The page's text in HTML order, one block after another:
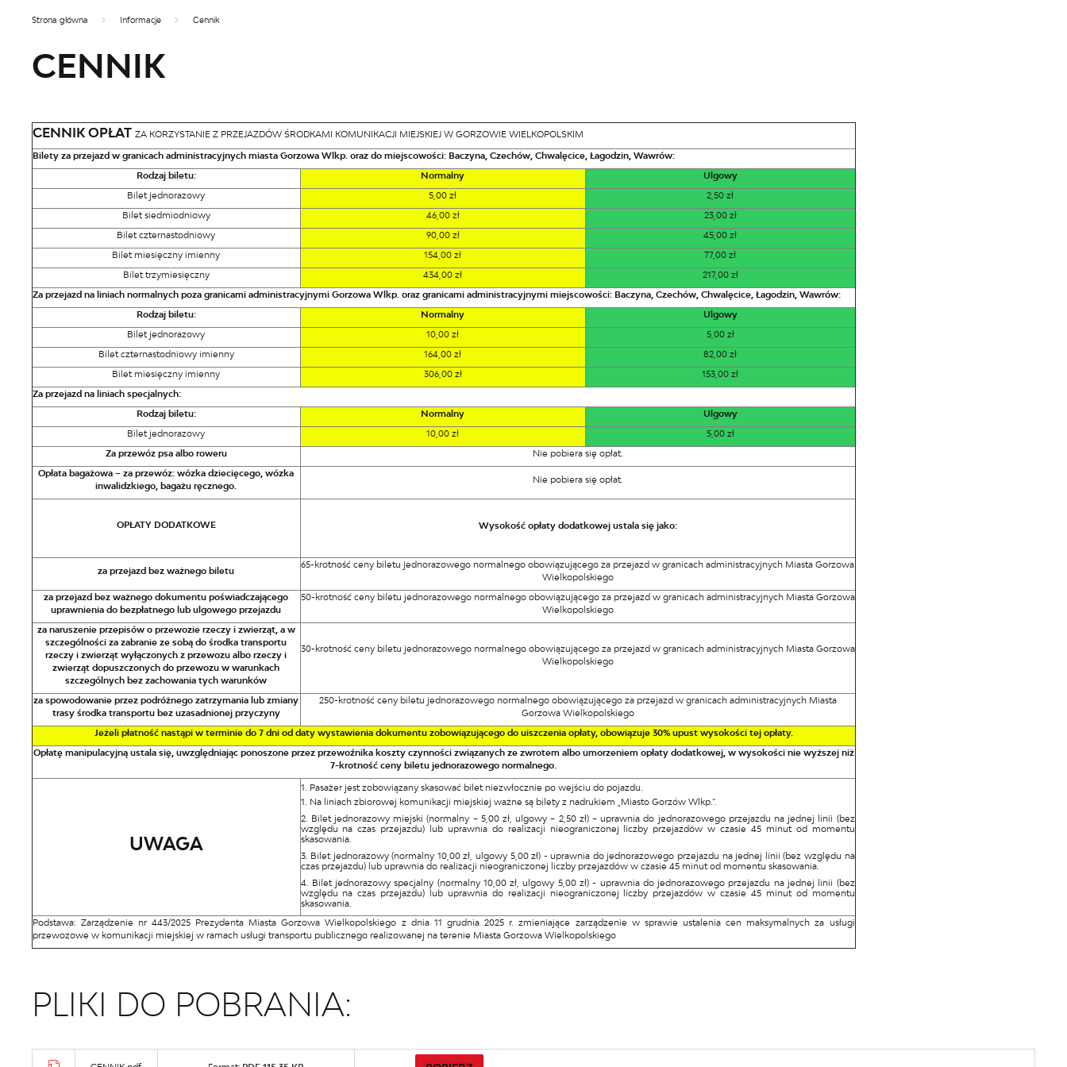
Strona główna Informacje Cennik
CENNIK
CENNIK OPŁAT ZA KORZYSTANIE Z PRZEJAZDÓW ŚRODKAMI KOMUNIKACJI MIEJSKIEJ W GORZOWIE WIELKOPOLSKIM
Bilety za przejazd w granicach administracyjnych miasta Gorzowa Wlkp. oraz do miejscowości: Baczyna, Czechów, Chwalęcice, Łagodzin, Wawrów:
Rodzaj biletu:
Normalny
Ulgowy
Bilet jednorazowy
5,00 zł
2,50 zł
Bilet siedmiodniowy
46,00 zł
23,00 zł
Bilet czternastodniowy
90,00 zł
45,00 zł
Bilet miesięczny imienny
154,00 zł
77,00 zł
Bilet trzymiesięczny
434,00 zł
217,00 zł
Za przejazd na liniach normalnych poza granicami administracyjnymi Gorzowa Wlkp. oraz granicami administracyjnymi miejscowości: Baczyna, Czechów, Chwalęcice, Łagodzin, Wawrów:
Rodzaj biletu:
Normalny
Ulgowy
Bilet jednorazowy
10,00 zł
5,00 zł
Bilet czternastodniowy imienny
164,00 zł
82,00 zł
Bilet miesięczny imienny
306,00 zł
153,00 zł
Za przejazd na liniach specjalnych:
Rodzaj biletu:
Normalny
Ulgowy
Bilet jednorazowy
10,00 zł
5,00 zł
Za przewóz psa albo roweru
Nie pobiera się opłat.
Opłata bagażowa – za przewóz: wózka dziecięcego, wózka
inwalidzkiego, bagażu ręcznego.
Nie pobiera się opłat.
OPŁATY DODATKOWE Wysokość opłaty dodatkowej ustala się jako:
za przejazd bez ważnego biletu
65-krotność ceny biletu jednorazowego normalnego obowiązującego za przejazd w granicach administracyjnych Miasta Gorzowa
Wielkopolskiego
za przejazd bez ważnego dokumentu poświadczającego
uprawnienia do bezpłatnego lub ulgowego przejazdu
50-krotność ceny biletu jednorazowego normalnego obowiązującego za przejazd w granicach administracyjnych Miasta Gorzowa
Wielkopolskiego
za naruszenie przepisów o przewozie rzeczy i zwierząt, a w
szczególności za zabranie ze sobą do środka transportu
rzeczy i zwierząt wyłączonych z przewozu albo rzeczy i
zwierząt dopuszczonych do przewozu w warunkach
szczególnych bez zachowania tych warunków
30-krotność ceny biletu jednorazowego normalnego obowiązującego za przejazd w granicach administracyjnych Miasta Gorzowa
Wielkopolskiego
za spowodowanie przez podróżnego zatrzymania lub zmiany
trasy środka transportu bez uzasadnionej przyczyny
250-krotność ceny biletu jednorazowego normalnego obowiązującego za przejazd w granicach administracyjnych Miasta
Gorzowa Wielkopolskiego
Jeżeli płatność nastąpi w terminie do 7 dni od daty wystawienia dokumentu zobowiązującego do uiszczenia opłaty, obowiązuje 30% upust wysokości tej opłaty.
Opłatę manipulacyjną ustala się, uwzględniając ponoszone przez przewoźnika koszty czynności związanych ze zwrotem albo umorzeniem opłaty dodatkowej, w wysokości nie wyższej niż
7-krotność ceny biletu jednorazowego normalnego.
UWAGA
Pasażer jest zobowiązany skasować bilet niezwłocznie po wejściu do pojazdu.
Na liniach zbiorowej komunikacji miejskiej ważne są bilety z nadrukiem „Miasto Gorzów Wlkp.”.
Bilet jednorazowy miejski (normalny – 5,00 zł, ulgowy – 2,50 zł) – uprawnia do jednorazowego przejazdu na jednej linii (bez
względu na czas przejazdu) lub uprawnia do realizacji nieograniczonej liczby przejazdów w czasie 45 minut od momentu
skasowania.
Bilet jednorazowy (normalny 10,00 zł, ulgowy 5,00 zł) - uprawnia do jednorazowego przejazdu na jednej linii (bez względu na
czas przejazdu) lub uprawnia do realizacji nieograniczonej liczby przejazdów w czasie 45 minut od momentu skasowania.
Bilet jednorazowy specjalny (normalny 10,00 zł, ulgowy 5,00 zł) - uprawnia do jednorazowego przejazdu na jednej linii (bez
względu na czas przejazdu) lub uprawnia do realizacji nieograniczonej liczby przejazdów w czasie 45 minut od momentu
skasowania.
Podstawa: Zarządzenie nr 443/2025 Prezydenta Miasta Gorzowa Wielkopolskiego z dnia 11 grudnia 2025 r. zmieniające zarządzenie w sprawie ustalenia cen maksymalnych za usługi
przewozowe w komunikacji miejskiej w ramach usługi transportu publicznego realizowanej na terenie Miasta Gorzowa Wielkopolskiego
PLIKI DO POBRANIA: